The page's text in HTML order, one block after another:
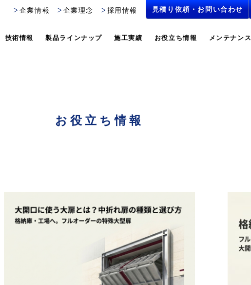
見積り依頼・お問い合わせ
技術情報 製品ラインナップ 施工実績 お役立ち情報 メンテナンス
企業情報 企業理念 採用情報 見積り依頼・お問い合わせ
お役立ち情報